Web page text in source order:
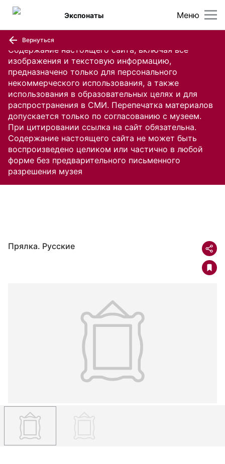
Содержание настоящего сайта, включая все
изображения и текстовую информацию,
предназначено только для персонального
некоммерческого использования, а также
использования в образовательных целях и для
распространения в СМИ. Перепечатка материалов
допускается только по согласованию с музеем.
При цитировании ссылка на сайт обязательна.
Содержание настоящего сайта не может быть
воспроизведено целиком или частично в любой
форме без предварительного письменного
разрешения музея
Меню
Экспонаты
Вернуться
Прялка. Русские